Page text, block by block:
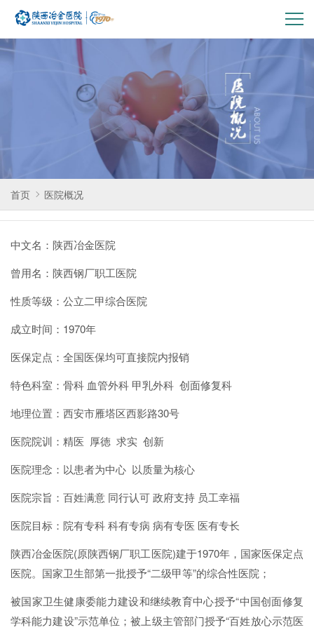
pc-
主
首页 医院概况
中文名：陕西冶金医院
曾用名：陕西钢厂职工医院
性质等级：公立二甲综合医院
成立时间：1970年
医保定点：全国医保均可直接院内报销
特色科室：骨科 血管外科 甲乳外科 创面修复科
地理位置：西安市雁塔区西影路30号
医院院训：精医 厚徳 求实 创新
医院理念：以患者为中心 以质量为核心
医院宗旨：百姓满意 同行认可 政府支持 员工幸福
医院目标：院有专科 科有专病 病有专医 医有专长
陕西冶金医院(原陕西钢厂职工医院)建于1970年，国家医保定点
医院。国家卫生部第一批授予“二级甲等”的综合性医院；
被国家卫生健康委能力建设和继续教育中心授予“中国创面修复
学科能力建设”示范单位；被上级主管部门授予“百姓放心示范医